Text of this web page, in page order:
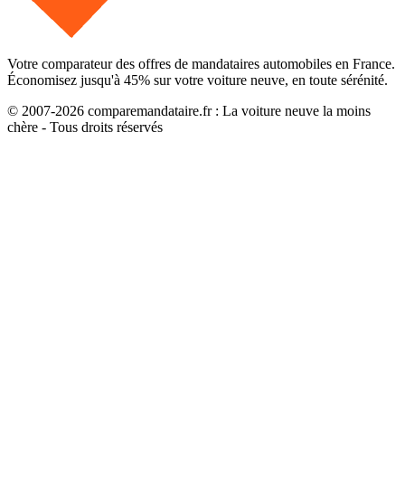
Votre comparateur des offres de mandataires automobiles en France.
Économisez jusqu'à 45% sur votre voiture neuve, en toute sérénité.
© 2007-2026 comparemandataire.fr : La voiture neuve la moins
chère - Tous droits réservés